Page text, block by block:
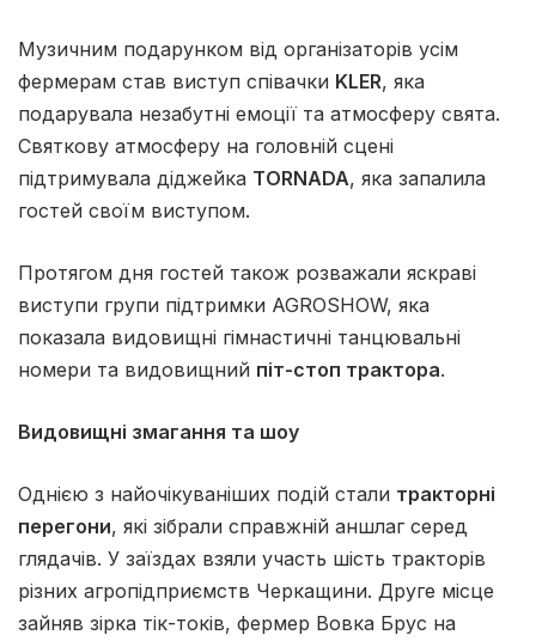
Музичним подарунком від організаторів усім
фермерам став виступ співачки KLER, яка
подарувала незабутні емоції та атмосферу свята.
Святкову атмосферу на головній сцені
підтримувала діджейка TORNADA, яка запалила
гостей своїм виступом.
Протягом дня гостей також розважали яскраві
виступи групи підтримки AGROSHOW, яка
показала видовищні гімнастичні танцювальні
номери та видовищний піт-стоп трактора.
Видовищні змагання та шоу
Однією з найочікуваніших подій стали тракторні
перегони, які зібрали справжній аншлаг серед
глядачів. У заїздах взяли участь шість тракторів
різних агропідприємств Черкащини. Друге місце
зайняв зірка тік-токів, фермер Вовка Брус на